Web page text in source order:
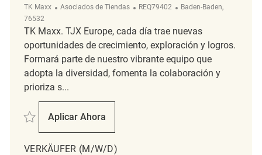
TK Maxx Categoría
Asociados de Tiendas ReqId
REQ79402 Ubicación
Baden-Baden,
76532
TK Maxx. TJX Europe, cada día trae nuevas
oportunidades de crecimiento, exploración y logros.
Formará parte de nuestro vibrante equipo que
adopta la diversidad, fomenta la colaboración y
prioriza s...
Salvar Verkäufer (m/w/d) REQ79402
Aplicar Ahora
Verkäufer (m/w/d)
VERKÄUFER (M/W/D)